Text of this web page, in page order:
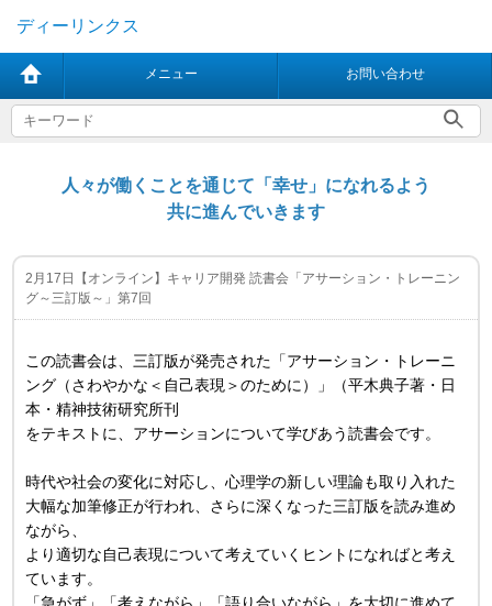
ディーリンクス
メニュー お問い合わせ
人々が働くことを通じて「幸せ」になれるよう
共に進んでいきます
2月17日【オンライン】キャリア開発 読書会「アサーション・トレーニン
グ～三訂版～」第7回
この読書会は、三訂版が発売された「アサーション・トレーニ
ング（さわやかな＜自己表現＞のために）」（平木典子著・日
本・精神技術研究所刊
をテキストに、アサーションについて学びあう読書会です。
時代や社会の変化に対応し、心理学の新しい理論も取り入れた
大幅な加筆修正が行われ、さらに深くなった三訂版を読み進め
ながら、
より適切な自己表現について考えていくヒントになればと考え
ています。
「急がず」「考えながら」「語り合いながら」を大切に進めて